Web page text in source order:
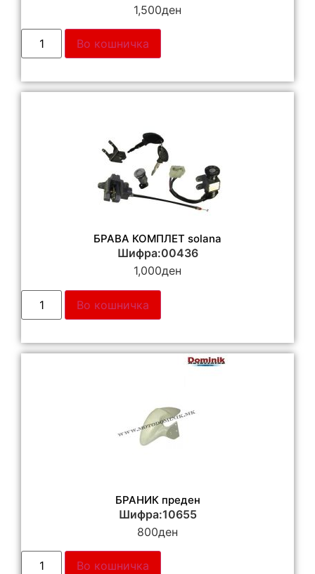
1,500ден
Во кошничка
БРАВА КОМПЛЕТ solana
Шифра:00436
1,000ден
Во кошничка
БРАНИК преден
Шифра:10655
800ден
Во кошничка